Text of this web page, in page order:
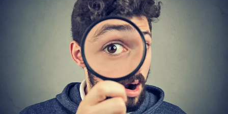
συνεργάτη που δεν είναι απλώς κοντά, αλλά
ευθυγραμμισμένος με τις ανάγκες και τις